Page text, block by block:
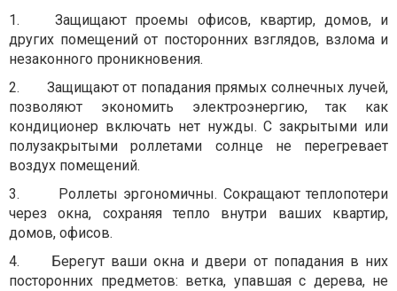
1. Защищают проемы офисов, квартир, домов, и
других помещений от посторонних взглядов, взлома и
незаконного проникновения.
2. Защищают от попадания прямых солнечных лучей,
позволяют экономить электроэнергию, так как
кондиционер включать нет нужды. С закрытыми или
полузакрытыми роллетами солнце не перегревает
воздух помещений.
3. Роллеты эргономичны. Сокращают теплопотери
через окна, сохраняя тепло внутри ваших квартир,
домов, офисов.
4. Берегут ваши окна и двери от попадания в них
посторонних предметов: ветка, упавшая с дерева, не